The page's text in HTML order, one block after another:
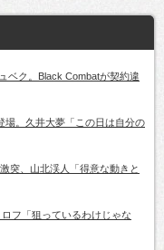
ベク。Black Combatが契約違
場。久井大夢「この日は自分の
突、山北渓人「得意な動きと
フ「狙っているわけじゃな